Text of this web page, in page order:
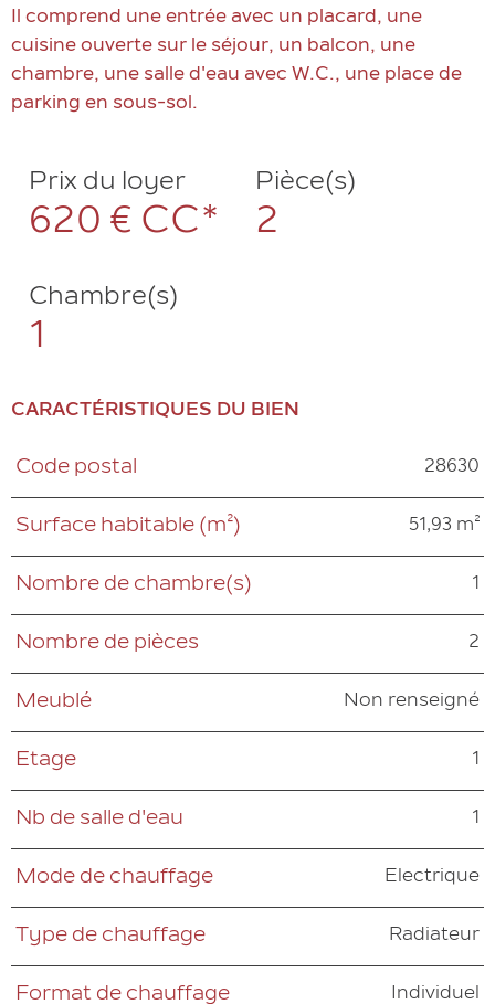
Il comprend une entrée avec un placard, une
cuisine ouverte sur le séjour, un balcon, une
chambre, une salle d'eau avec W.C., une place de
Prix du loyer
620 € CC*
Pièce(s)
2
Chambre(s)
1
CARACTÉRISTIQUES DU BIEN
Caractéristiques
Code postal 28630
Surface habitable (m²) 51,93 m²
Nombre de chambre(s) 1
Nombre de pièces 2
Meublé Non renseigné
Etage 1
Nb de salle d'eau 1
Mode de chauffage Electrique
Type de chauffage Radiateur
Format de chauffage Individuel